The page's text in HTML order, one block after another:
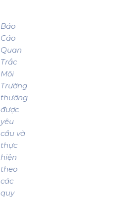
Báo
Cáo
Quan
Trắc
Môi
Trường
thường
được
yêu
cầu và
thực
hiện
theo
các
quy